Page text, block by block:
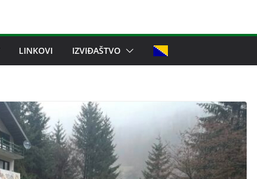
LINKOVI IZVIĐAŠTVO